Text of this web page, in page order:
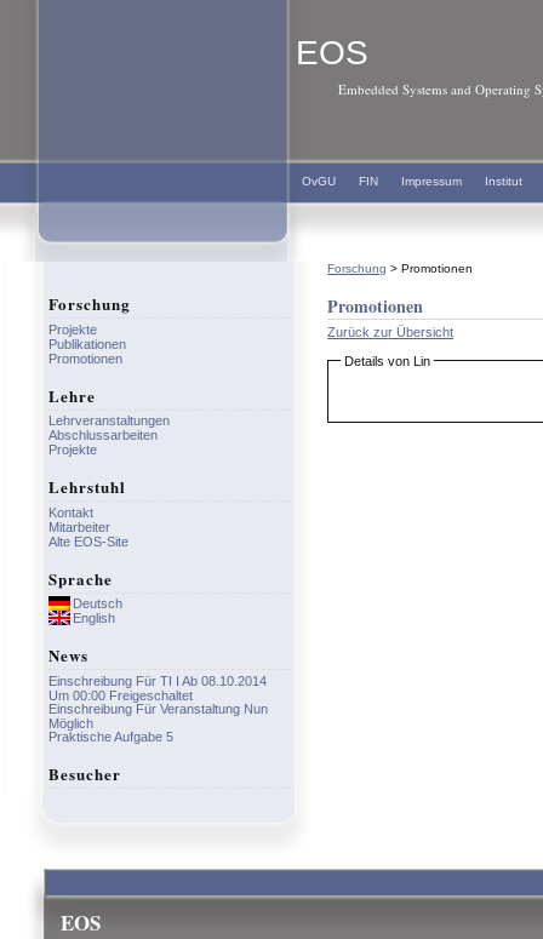
EOS
Embedded Systems and Operating
OvGU FIN Impressum Institut
Forschung > Promotionen
Promotionen
Zurück zur Übersicht
Details von Lin
Forschung
Projekte
Publikationen
Promotionen
Lehre
Lehrveranstaltungen
Abschlussarbeiten
Projekte
Lehrstuhl
Kontakt
Mitarbeiter
Alte EOS-Site
Sprache
Deutsch
English
News
Einschreibung Für TI I Ab 08.10.2014
Um 00:00 Freigeschaltet
Einschreibung Für Veranstaltung Nun
Möglich
Praktische Aufgabe 5
Besucher
EOS